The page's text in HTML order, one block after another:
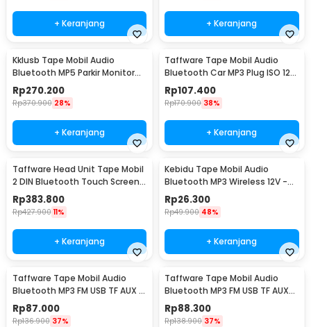
+ Keranjang + Keranjang
Kklusb Tape Mobil Audio
Bluetooth MP5 Parkir Monitor
Plug ISO 4.1 Inch - 4022D
Rp270.200
Rp370.900 28%
+ Keranjang
Taffware Tape Mobil Audio
Bluetooth Car MP3 Plug ISO 12V
60W - JSD-530
Rp107.400
Rp170.900 38%
+ Keranjang
Taffware Head Unit Tape Mobil
2 DIN Bluetooth Touch Screen
ISO 7 Inch - 7010B
Rp383.800
Rp427.900 11%
+ Keranjang
Kebidu Tape Mobil Audio
Bluetooth MP3 Wireless 12V -
747D
Rp26.300
Rp49.900 48%
+ Keranjang
Taffware Tape Mobil Audio
Bluetooth MP3 FM USB TF AUX 12
Pin 12V 60W - MP3-S210L
Rp87.000
Rp136.900 37%
Taffware Tape Mobil Audio
Bluetooth MP3 FM USB TF AUX
12V 60W - MP3-S211L
Rp88.300
Rp138.900 37%